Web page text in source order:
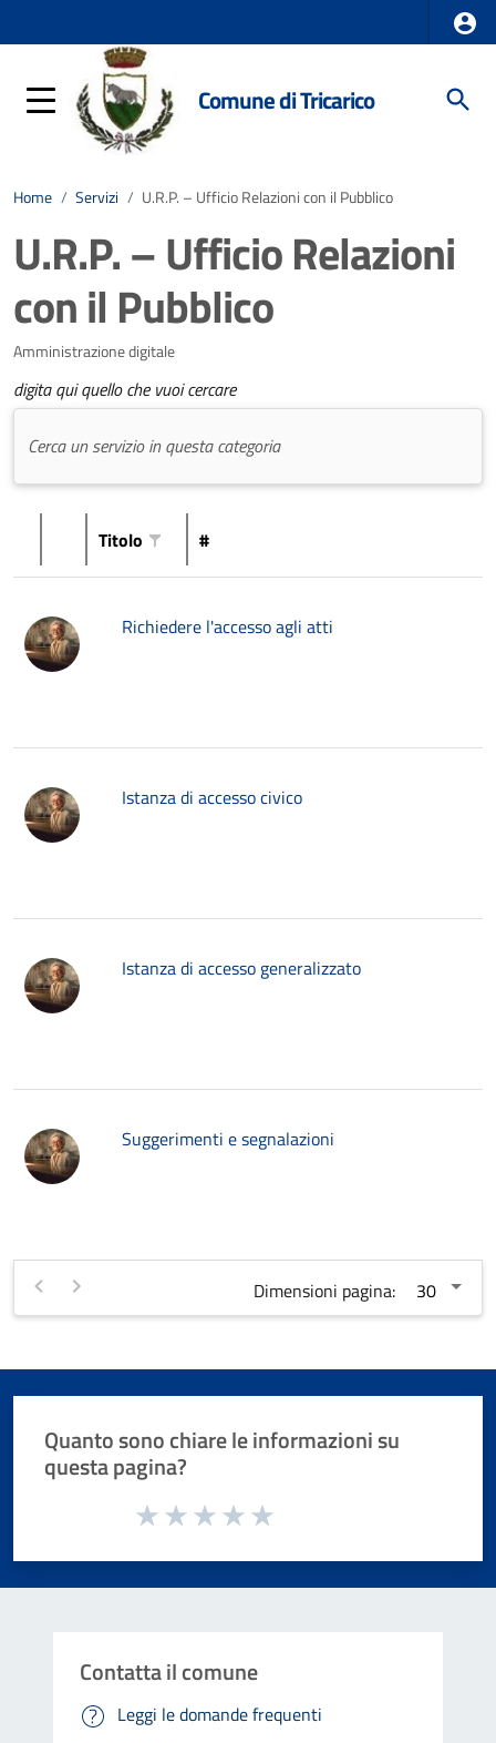
Comune di Tricarico
Home / Servizi / U.R.P. – Ufficio Relazioni con il Pubblico
U.R.P. – Ufficio Relazioni
con il Pubblico
Amministrazione digitale
digita qui quello che vuoi cercare
Titolo #
Richiedere l'accesso agli atti
Istanza di accesso civico
Istanza di accesso generalizzato
Suggerimenti e segnalazioni
Dimensioni pagina:
Quanto sono chiare le informazioni su
questa pagina?
Valuta da 1 a 5 stelle la pagina
Contatta il comune
Leggi le domande frequenti